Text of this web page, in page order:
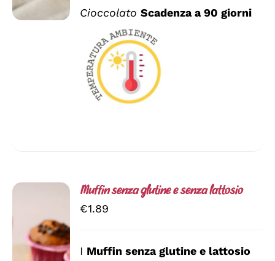
POSSONO
PRODOTTO
Cioccolato Scadenza a 90 giorni
Muffin senza glutine e senza lattosio
€1.89
I Muffin senza glutine e lattosio